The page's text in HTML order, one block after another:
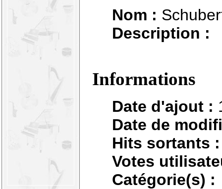
Nom :
Description :
Informations
Date d'ajout :
Date de
Hits sortants :
Votes
Catégorie(s) :